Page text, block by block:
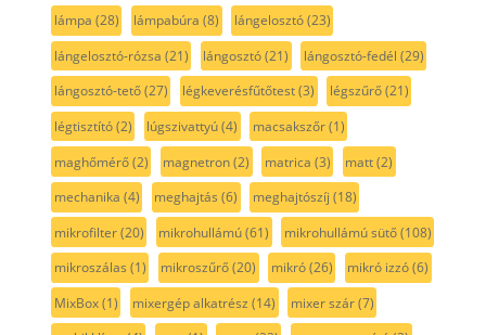
lámpa (28) lámpabúra (8) lángelosztó(23)
lángelosztó-rózsa (21) lángosztó(21) lángosztó-fedél (29)
lángosztó-tető(27) légkeverésfűtőtest(3) légszűrő(21)
légtisztító(2) lúgszivattyú(4) macsakszőr(1)
maghőmérő(2) magnetron(2) matrica (3) matt(2)
mechanika (4) meghajtás (6) meghajtószíj (18)
mikrofilter(20) mikrohullámú(61) mikrohullámú sütő(108)
mikroszálas (1) mikroszűrő(20) mikró(26) mikró izzó(6)
MixBox(1) mixergép alkatrész (14) mixer szár(7)